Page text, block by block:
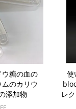
糖の血の
のカリウ
添加物
使
レ